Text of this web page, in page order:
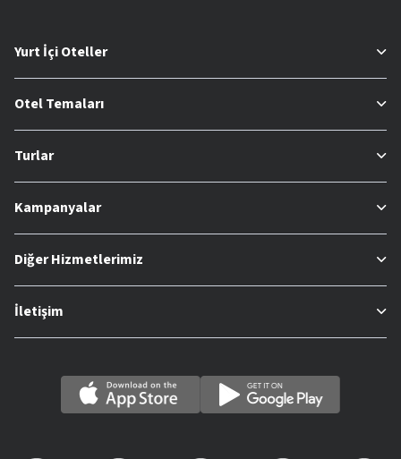
Yurt İçi Oteller
Otel Temaları
Turlar
Kampanyalar
Diğer Hizmetlerimiz
İletişim